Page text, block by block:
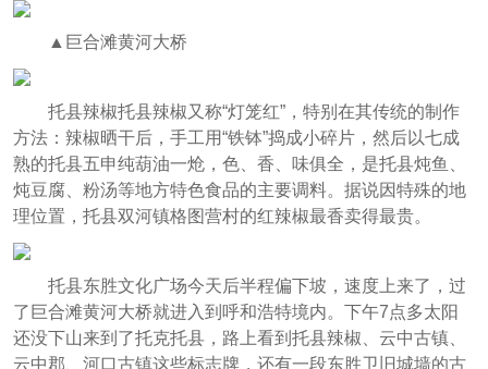
▲巨合滩黄河大桥
托县辣椒托县辣椒又称“灯笼红”，特别在其传统的制作
方法：辣椒晒干后，手工用“铁钵”捣成小碎片，然后以七成
熟的托县五申纯葫油一炝，色、香、味俱全，是托县炖鱼、
炖豆腐、粉汤等地方特色食品的主要调料。据说因特殊的地
理位置，托县双河镇格图营村的红辣椒最香卖得最贵。
托县东胜文化广场今天后半程偏下坡，速度上来了，过
了巨合滩黄河大桥就进入到呼和浩特境内。下午7点多太阳
还没下山来到了托克托县，路上看到托县辣椒、云中古镇、
云中郡、河口古镇这些标志牌，还有一段东胜卫旧城墙的古